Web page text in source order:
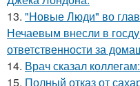
13. "Новые Люди" во
Нечаевым внесли в
ответственности за
14. Врач сказал
15. Полный отказ от